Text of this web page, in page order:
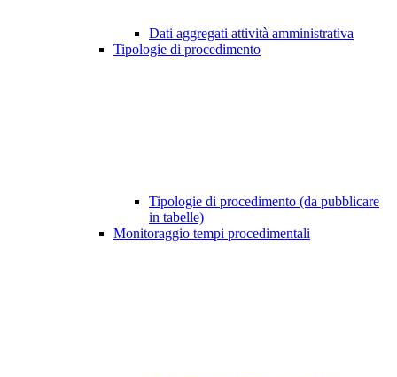
Dati aggregati attività amministrativa
Tipologie di procedimento
Tipologie di procedimento (da pubblicare
in tabelle)
Monitoraggio tempi procedimentali